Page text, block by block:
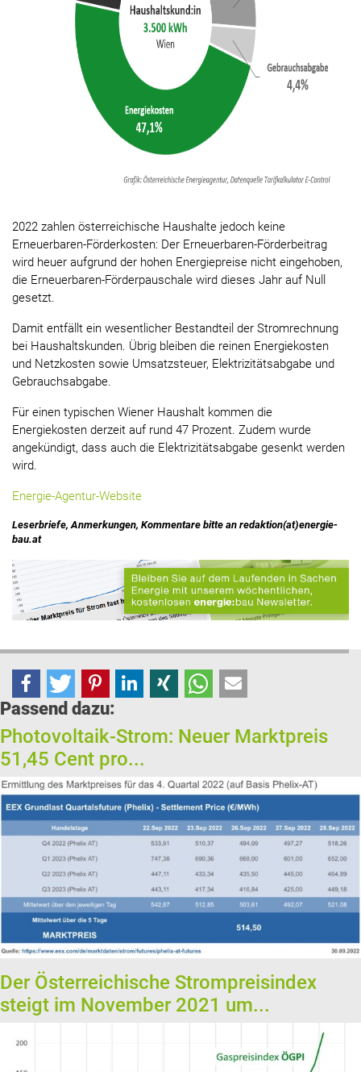
2022 zahlen österreichische Haushalte jedoch keine
Erneuerbaren-Förderkosten: Der Erneuerbaren-Förderbeitrag
wird heuer aufgrund der hohen Energiepreise nicht eingehoben,
die Erneuerbaren-Förderpauschale wird dieses Jahr auf Null
gesetzt.
Damit entfällt ein wesentlicher Bestandteil der Stromrechnung
bei Haushaltskunden. Übrig bleiben die reinen Energiekosten
und Netzkosten sowie Umsatzsteuer, Elektrizitätsabgabe und
Gebrauchsabgabe.
Für einen typischen Wiener Haushalt kommen die
Energiekosten derzeit auf rund 47 Prozent. Zudem wurde
angekündigt, dass auch die Elektrizitätsabgabe gesenkt werden
wird.
Energie-Agentur-Website
Leserbriefe, Anmerkungen, Kommentare bitte an redaktion(at)energie-
bau.at
Passend dazu:
Photovoltaik-Strom: Neuer Marktpreis
51,45 Cent pro...
Der Österreichische Strompreisindex
steigt im November 2021 um...